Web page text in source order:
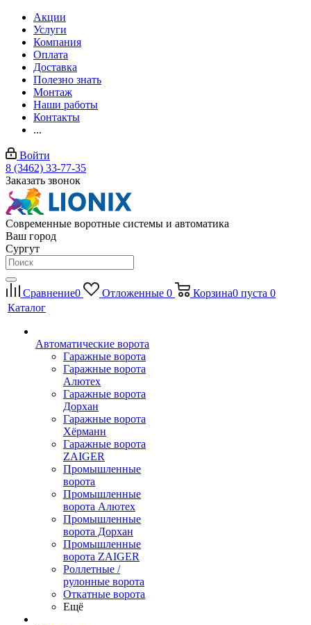
Акции
Услуги
Компания
Оплата
Доставка
Полезно знать
Монтаж
Наши работы
Контакты
...
Войти
8 (3462) 33-77-35
Заказать звонок
Современные воротные системы и автоматика
Ваш город
Сургут
Сравнение0 Отложенные 0 Корзина0 пуста 0
Каталог
Автоматические ворота
Гаражные ворота
Гаражные ворота
Алютех
Гаражные ворота
Дорхан
Гаражные ворота
Хёрманн
Гаражные ворота
ZAIGER
Промышленные
ворота
Промышленные
ворота Алютех
Промышленные
ворота Дорхан
Промышленные
ворота ZAIGER
Роллетные /
рулонные ворота
Откатные ворота
Ещё